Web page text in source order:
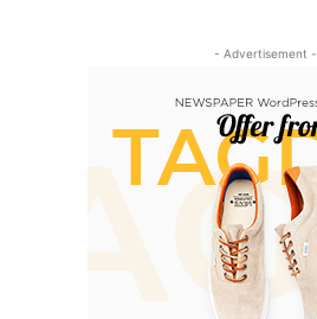
- Advertisement -